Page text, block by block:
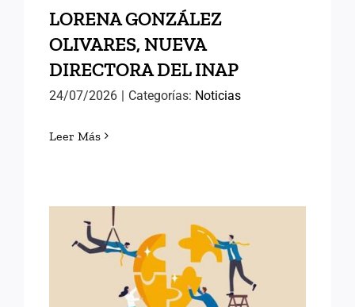
LORENA GONZÁLEZ
OLIVARES, NUEVA
DIRECTORA DEL INAP
24/07/2026 | Categorías: Noticias
Leer Más
POLÍTICAS PÚBLICAS DE
ÉXITO